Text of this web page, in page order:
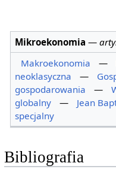
Mikroekonomia —
Makroekonomia
—
neoklasyczna
—
gospodarowania
—
globalny
— Jean
specjalny
Bibliografia